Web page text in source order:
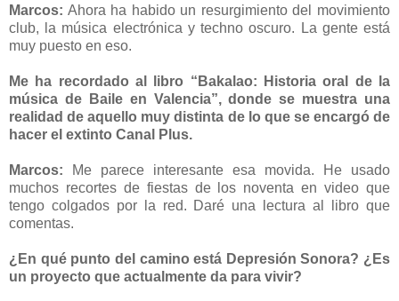
Marcos: Ahora ha habido un resurgimiento del movimiento
club, la música electrónica y techno oscuro. La gente está
muy puesto en eso.
Me ha recordado al libro “Bakalao: Historia oral de la
música de Baile en Valencia”, donde se muestra una
realidad de aquello muy distinta de lo que se encargó de
hacer el extinto Canal Plus.
Marcos: Me parece interesante esa movida. He usado
muchos recortes de fiestas de los noventa en video que
tengo colgados por la red. Daré una lectura al libro que
comentas.
¿En qué punto del camino está Depresión Sonora? ¿Es
un proyecto que actualmente da para vivir?